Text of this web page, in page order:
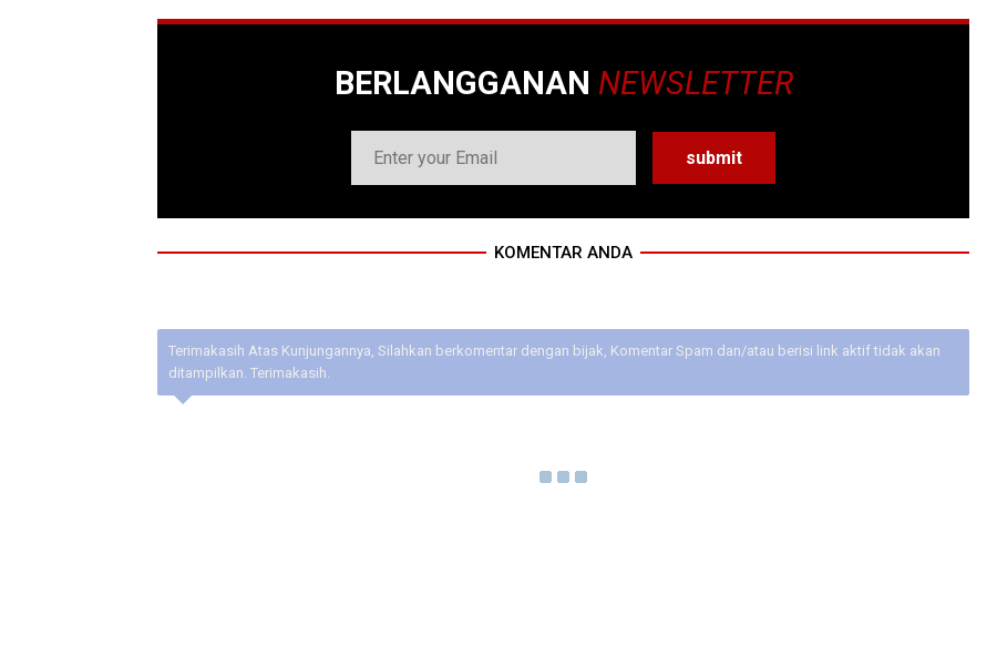
BERLANGGANAN NEWSLETTER
KOMENTAR ANDA
Terimakasih Atas Kunjungannya, Silahkan berkomentar dengan bijak, Komentar Spam dan/atau berisi link aktif tidak akan
ditampilkan. Terimakasih.